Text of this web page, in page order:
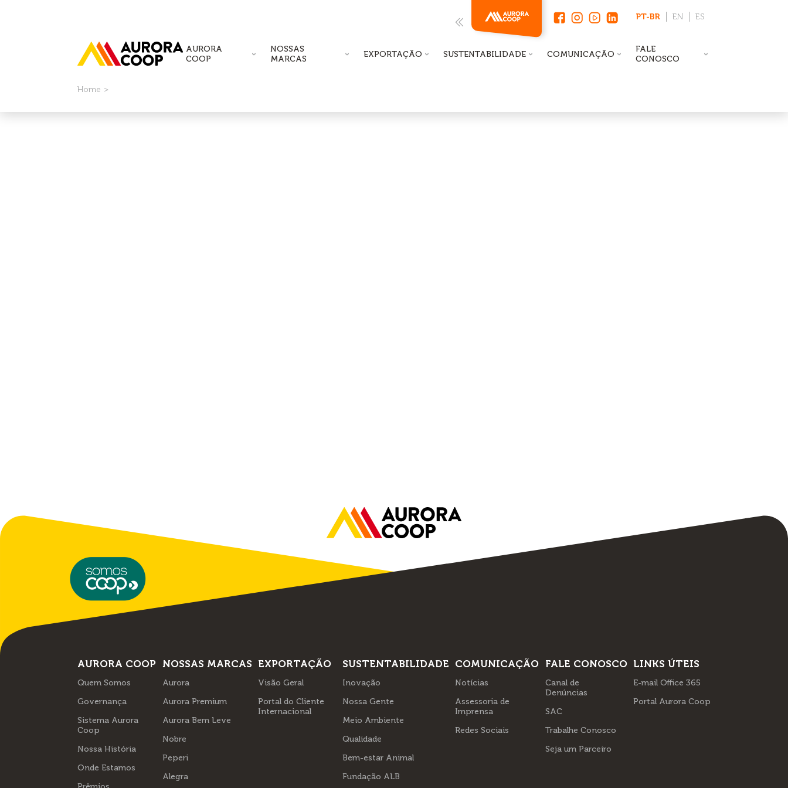
PT-BR EN ES
AURORA
COOP
NOSSAS
MARCAS
EXPORTAÇÃO SUSTENTABILIDADE COMUNICAÇÃO
FALE
CONOSCO
Home
AURORA COOP
Quem Somos
Governança
Sistema Aurora
Coop
Nossa História
Onde Estamos
NOSSAS MARCAS
Aurora
Aurora Premium
Aurora Bem Leve
Nobre
Peperi
Alegra
EXPORTAÇÃO
Visão Geral
Portal do Cliente
Internacional
SUSTENTABILIDADE
Inovação
Nossa Gente
Meio Ambiente
Qualidade
Bem-estar Animal
Fundação ALB
COMUNICAÇÃO
Notícias
Assessoria de
Imprensa
Redes Sociais
FALE CONOSCO
Canal de
Denúncias
SAC
Trabalhe Conosco
Seja um Parceiro
LINKS ÚTEIS
E-mail Office 365
Portal Aurora Coop